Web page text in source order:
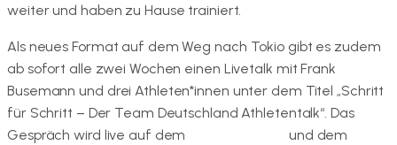
weiter und haben zu Hause trainiert.
Als neues Format auf dem Weg nach Tokio gibt es zudem
ab sofort alle zwei Wochen einen Livetalk mit Frank
Busemann und drei Athleten*innen unter dem Titel „Schritt
für Schritt – Der Team Deutschland Athletentalk“. Das
Gespräch wird live auf dem
und dem